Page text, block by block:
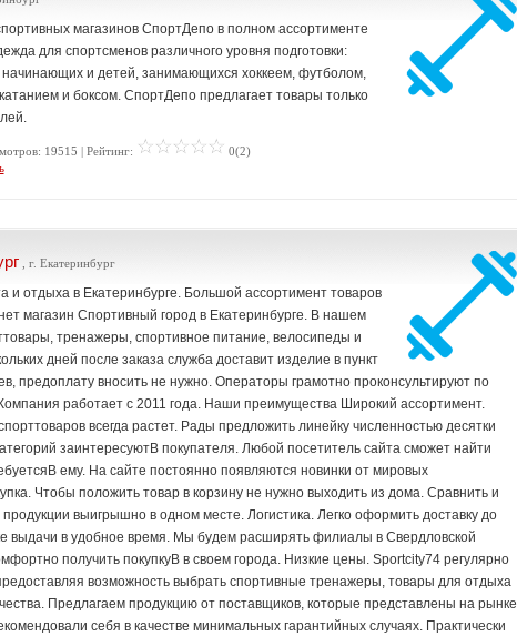
магазинов СпортДепо в полном ассортименте
для спортсменов различного уровня подготовки:
и детей, занимающихся хоккеем, футболом,
и боксом. СпортДепо предлагает товары только
19515 | Рейтинг:
0(2)
, г. Екатеринбург
и отдыха в Екатеринбурге. Большой ассортимент товаров
магазин Спортивный город в Екатеринбурге. В нашем
тренажеры, спортивное питание, велосипеды и
дней после заказа служба доставит изделие в пункт
предоплату вносить не нужно. Операторы грамотно проконсультируют по
работает с 2011 года. Наши преимущества Широкий ассортимент.
всегда растет. Рады предложить линейку численностью десятки
заинтересуютВ покупателя. Любой посетитель сайта сможет найти
ему. На сайте постоянно появляются новинки от мировых
Чтобы положить товар в корзину не нужно выходить из дома. Сравнить и
выигрышно в одном месте. Логистика. Легко оформить доставку до
выдачи в удобное время. Мы будем расширять филиалы в Свердловской
получить покупкуВ в своем города. Низкие цены. Sportcity74 регулярно
возможность выбрать спортивные тренажеры, товары для отдыха
Предлагаем продукцию от поставщиков, которые представлены на рынке
себя в качестве минимальных гарантийных случаях. Практически